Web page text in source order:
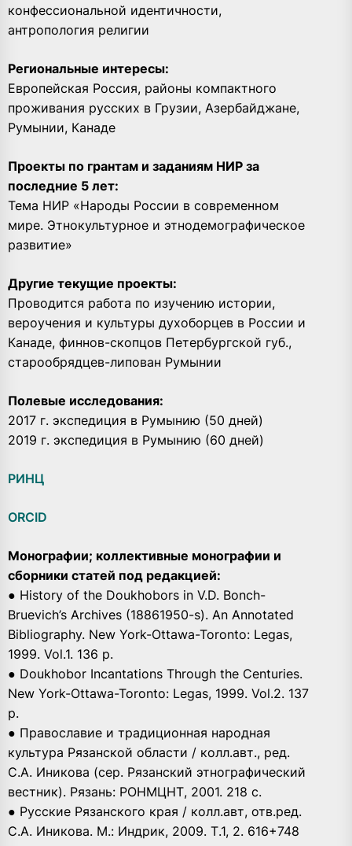
конфессиональной идентичности,
антропология религии
Региональные интересы:
Европейская Россия, районы компактного
проживания русских в Грузии, Азербайджане,
Румынии, Канаде
Проекты по грантам и заданиям НИР за
последние 5 лет:
Тема НИР «Народы России в современном
мире. Этнокультурное и этнодемографическое
развитие»
Другие текущие проекты:
Проводится работа по изучению истории,
вероучения и культуры духоборцев в России и
Канаде, финнов-скопцов Петербургской губ.,
старообрядцев-липован Румынии
Полевые исследования:
2017 г. экспедиция в Румынию (50 дней)
2019 г. экспедиция в Румынию (60 дней)
РИНЦ
ORCID
Монографии; коллективные монографии и
сборники статей под редакцией:
● History of the Doukhobors in V.D. Bonch-
Bruevich’s Archives (18861950-s). An Annotated
Bibliography. New York-Ottawa-Toronto: Legas,
1999. Vol.1. 136 p.
● Doukhobor Incantations Through the Centuries.
New York-Ottawa-Toronto: Legas, 1999. Vol.2. 137
p.
● Православие и традиционная народная
культура Рязанской области / колл.авт., ред.
С.А. Иникова (сер. Рязанский этнографический
вестник). Рязань: РОНМЦНТ, 2001. 218 с.
● Русские Рязанского края / колл.авт, отв.ред.
С.А. Иникова. М.: Индрик, 2009. Т.1, 2. 616+748